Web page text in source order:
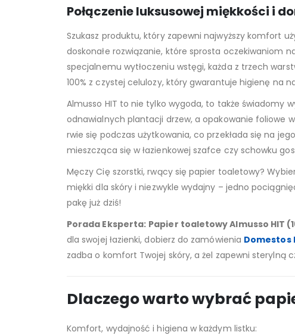
Połączenie luksusowej miękkości i
Szukasz produktu, który zapewni najwyższy komfort
doskonałe rozwiązanie, które sprosta oczekiwaniom
specjalnemu wytłoczeniu wstęgi, każda z trzech
100% z czystej celulozy, który gwarantuje higienę na
Almusso HIT to nie tylko wygoda, to także świadomy
odnawialnych plantacji drzew, a opakowanie foliowe
rwie się podczas użytkowania, co przekłada się na
mieszcząca się w łazienkowej szafce czy schowku
Męczy Cię szorstki, rwący się papier toaletowy?
miękki dla skóry i niezwykle wydajny – jedno
pakę już dziś!
Porada Eksperta: Papier toaletowy Almusso HIT
dla swojej łazienki, dobierz do zamówienia Domestos
zadba o komfort Twojej skóry, a żel zapewni sterylną
Dlaczego warto wybrać
Komfort, wydajność i higiena w każdym listku: